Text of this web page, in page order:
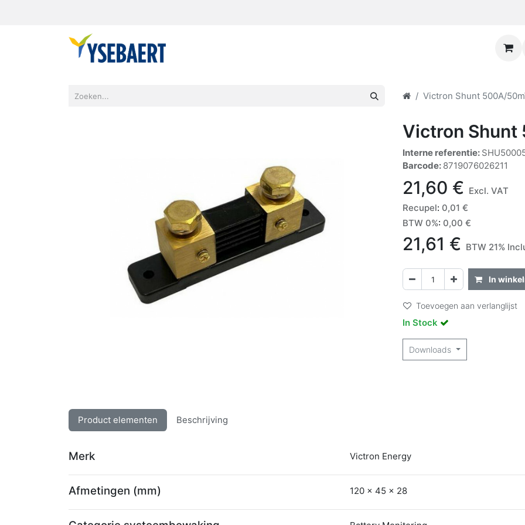
Victron Shunt 500A/
Victron
Interne referentie:
Barcode: 8719076026211
21,60 € Excl. VAT
Recupel: 0,01 €
BTW 0%: 0,00 €
21,61 € BTW 21%
In
Toevoegen aan verlanglijst
In Stock
Downloads
Product elementen Beschrijving
Merk Victron Energy
Afmetingen (mm) 120 x 45 x 28